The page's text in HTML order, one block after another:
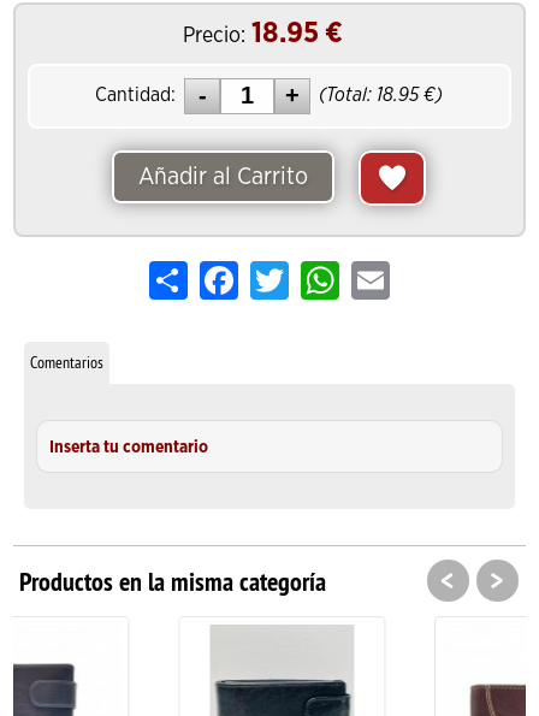
Precio: 18.95 €
Cantidad: (Total: 18.95 €)
Añadir al Carrito
Share FacebookTwitterWhatsApp
Email
Comentarios
Inserta tu comentario
Productos en la misma categoría < >